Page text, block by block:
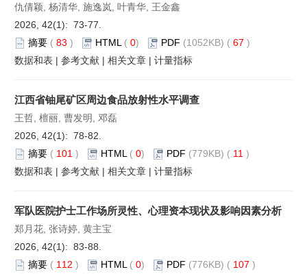
仇倩颖, 杨清华, 施逸岚, 叶青华, 王金鑫
2026, 42(1): 73-77.
摘要 ( 83 ) HTML ( 0) PDF (1052KB) ( 67 )
数据和表 | 参考文献 | 相关文章 | 计量指标
江西省铀尾矿区周边食品放射性水平调查
王哲, 檀丽, 曹发明, 邓磊
2026, 42(1): 78-82.
摘要 ( 101 ) HTML ( 0) PDF (779KB) ( 11 )
数据和表 | 参考文献 | 相关文章 | 计量指标
军队医院护士工作场所灵性、心理资本现状及影响因素分析
郑月花, 张诗婷, 黄主宝
2026, 42(1): 83-88.
摘要 ( 112 ) HTML ( 0) PDF (776KB) ( 107 )